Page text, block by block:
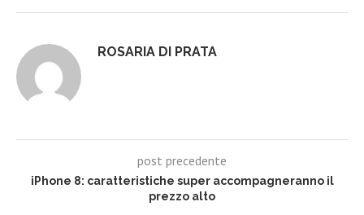
ROSARIA DI PRATA
post precedente
iPhone 8: caratteristiche super accompagneranno il
prezzo alto